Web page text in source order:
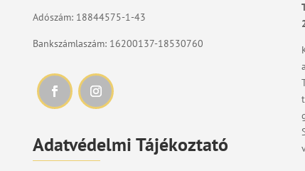
Adószám: 18844575-1-43
Bankszámlaszám: 16200137-18530760
Adatvédelmi Tájékoztató